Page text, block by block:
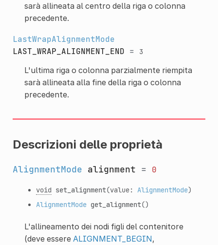
sarà allineata al centro della riga o colonna
precedente.
LastWrapAlignmentMode
LAST_WRAP_ALIGNMENT_END = 3
L'ultima riga o colonna parzialmente riempita
sarà allineata alla fine della riga o colonna
precedente.
Descrizioni delle proprietà
AlignmentMode alignment = 0
void set_alignment(value: AlignmentMode)
AlignmentMode get_alignment()
L'allineamento dei nodi figli del contenitore
(deve essere ALIGNMENT_BEGIN,